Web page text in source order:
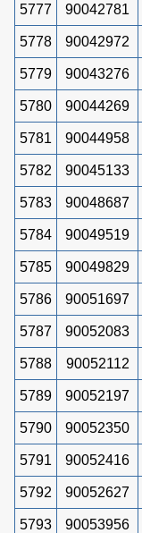
5777 90042781
5778 90042972
5779 90043276
5780 90044269
5781 90044958
5782 90045133
5783 90048687
5784 90049519
5785 90049829
5786 90051697
5787 90052083
5788 90052112
5789 90052197
5790 90052350
5791 90052416
5792 90052627
5793 90053956